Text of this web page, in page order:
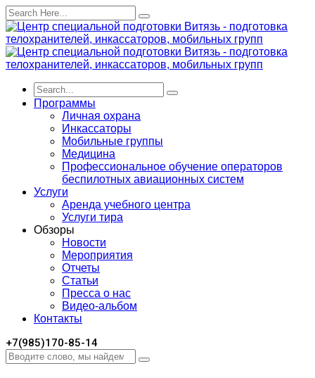
Программы
Личная охрана
Инкассаторы
Мобильные группы
Медицина
Профессиональное обучение операторов
беспилотных авиационных систем
Услуги
Аренда учебного центра
Услуги тира
Обзоры
Новости
Мероприятия
Отчеты
Статьи
Пресса о нас
Видео-альбом
Контакты
+7(985)170-85-14